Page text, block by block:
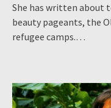
She has written about
beauty pageants, the
refugee camps.…